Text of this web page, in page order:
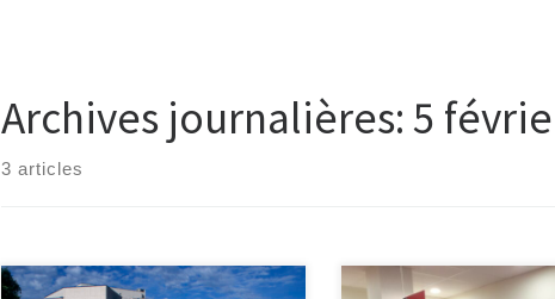
Archives journalières: 5
3 articles